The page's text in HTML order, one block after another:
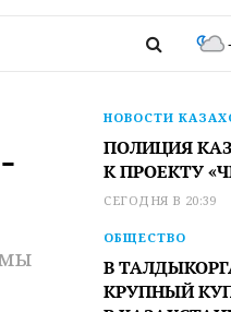
НОВОСТИ
ПОЛИЦИЯ
К ПРОЕКТУ
СЕГОДНЯ В 20:39
ОБЩЕСТВО
В
КРУПНЫЙ